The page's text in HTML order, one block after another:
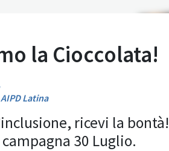
la Cioccolata!
Latina
ricevi la bontà!
30 Luglio.